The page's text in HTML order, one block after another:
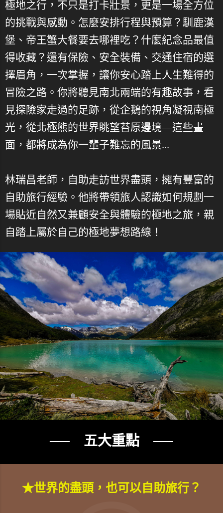
極地之行，不只是打卡壯景，更是一場全方位
的挑戰與感動。怎麼安排行程與預算？馴鹿漢
堡、帝王蟹大餐要去哪裡吃？什麼紀念品最值
得收藏？還有保險、安全裝備、交通住宿的選
擇眉角，一次掌握，讓你安心踏上人生難得的
冒險之路。你將聽見南北兩端的有趣故事，看
見探險家走過的足跡，從企鵝的視角凝視南極
光，從北極熊的世界眺望苔原邊境—這些畫
面，都將成為你一輩子難忘的風景...
林瑞昌老師，自助走訪世界盡頭，擁有豐富的
自助旅行經驗。他將帶領旅人認識如何規劃一
場貼近自然又兼顧安全與體驗的極地之旅，親
自踏上屬於自己的極地夢想路線！
── 五大重點 ──
★世界的盡頭，也可以自助旅行？